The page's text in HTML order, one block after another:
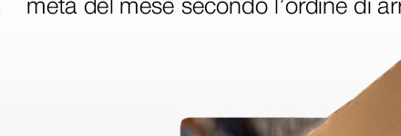
alla consegna.